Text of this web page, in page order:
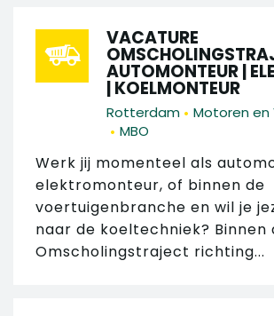
VACATURE
AUTOMONTEUR |
| KOELMONTEUR
Rotterdam • Motoren
• MBO
Werk jij momenteel als
elektromonteur, of binnen de
voertuigenbranche en wil je
naar de koeltechniek? Binnen
Omscholingstraject richting...